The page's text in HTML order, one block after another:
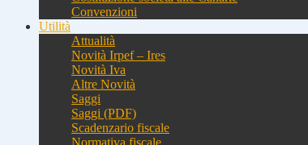
Convenzioni
Utilità
Attualità
Novità Irpef – Ires
Novità Iva
Altre Novità
Saggi
Saggi (PDF)
Scadenzario fiscale
Normativa fiscale